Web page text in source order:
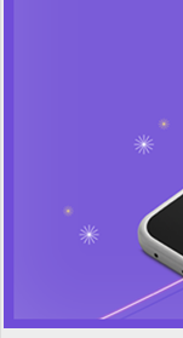
오시는길
홍삼정
홍삼액